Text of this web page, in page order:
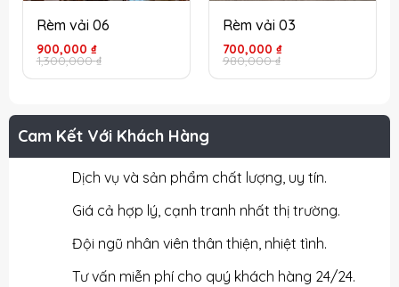
Cam Kết Với Khách Hàng
Dịch vụ và sản phẩm chất lượng, uy tín.
Giá cả hợp lý, cạnh tranh nhất thị trường.
Đội ngũ nhân viên thân thiện, nhiệt tình.
Tư vấn miễn phí cho quý khách hàng 24/24.
Rèm vải 06
1,300,000₫
Giá
gốc
là:
1,300,000 ₫.
900,000 ₫
Giá
hiện
tại
là:
Rèm vải 03
980,000₫
Giá
gốc
980,000 ₫.
700,000 ₫
Giá
hiện
là: